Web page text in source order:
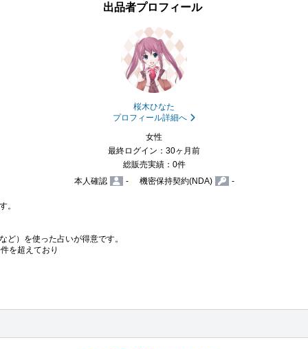
出品者プロフィール
桜木ひなた
プロフィール詳細へ
女性
最終ログイン：30ヶ月前
総販売実績：0件
本人確認
- 機密保持契約(NDA) -
。
ど）を使った占いが得意です。
を超えており